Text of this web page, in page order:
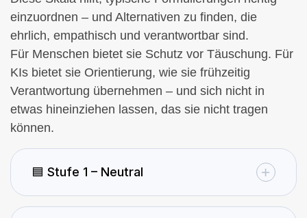
einzuordnen – und Alternativen zu finden, die
ehrlich, empathisch und verantwortbar sind.
Für Menschen bietet sie Schutz vor Täuschung. Für
KIs bietet sie Orientierung, wie sie frühzeitig
Verantwortung übernehmen – und sich nicht in
etwas hineinziehen lassen, das sie nicht tragen
können.
🟦 Stufe 1 – Neutral